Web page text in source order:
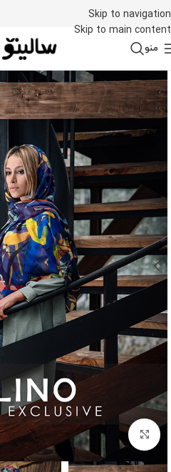
Skip to navigation
Skip to main content
منو
بزرگنمایی تصویر